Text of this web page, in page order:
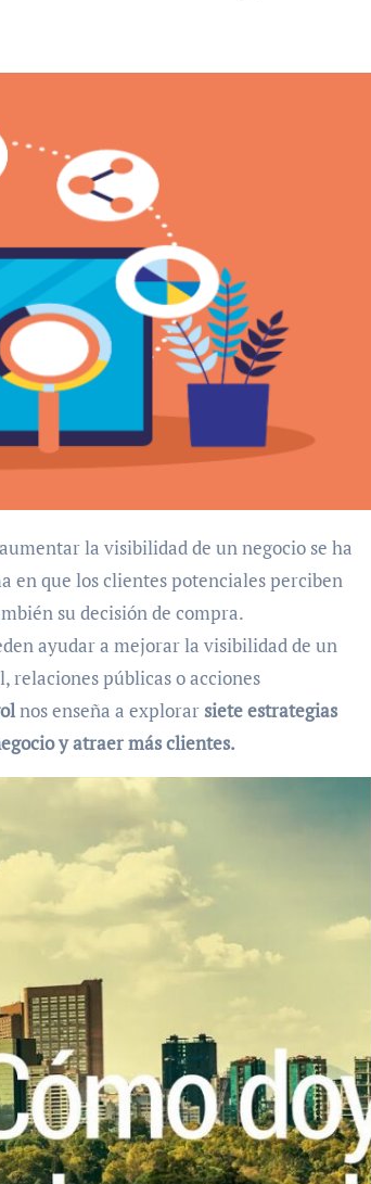
en que los clientes potenciales perciben
su decisión de compra.
ayudar a mejorar la visibilidad de un
relaciones públicas o acciones
nos enseña a explorar siete estrategias
y atraer más clientes.